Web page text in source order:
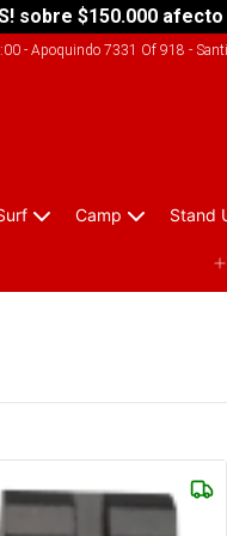
sobre $150.000
- Apoquindo 7331 Of 918 -
Camp Stand